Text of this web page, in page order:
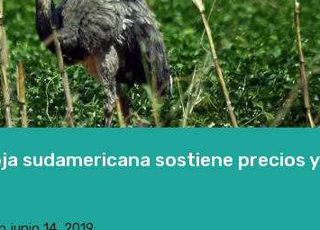
sudamericana sostiene precios y